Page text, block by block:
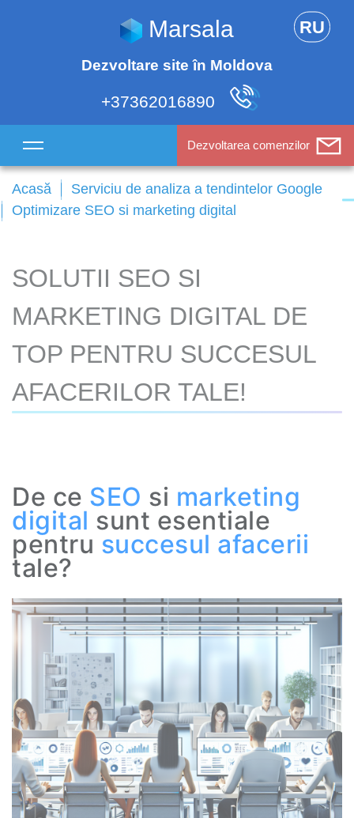
Marsala
Dezvoltare site în Moldova
+37362016890
RU
Dezvoltarea comenzilor
Acasă
Serviciu de analiza a tendintelor Google
Optimizare SEO si marketing digital
SOLUTII SEO SI
MARKETING DIGITAL DE
TOP PENTRU SUCCESUL
AFACERILOR TALE!
De ce SEO si marketing
digital sunt esentiale
pentru succesul afacerii
tale?